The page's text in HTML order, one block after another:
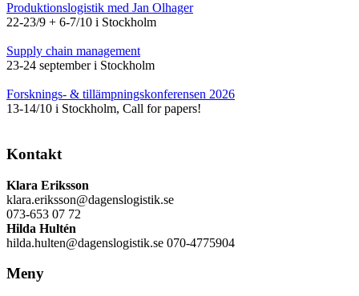
Produktionslogistik med Jan Olhager
22-23/9 + 6-7/10 i Stockholm
Supply chain management
23-24 september i Stockholm
Forsknings- & tillämpningskonferensen 2026
13-14/10 i Stockholm, Call for papers!
Kontakt
Klara Eriksson
klara.eriksson@dagenslogistik.se
073-653 07 72
Hilda Hultén
hilda.hulten@dagenslogistik.se 070-4775904
Meny